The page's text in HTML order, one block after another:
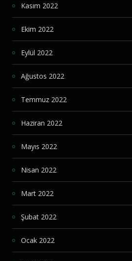
Kasım 2022
Ekim 2022
Eylül 2022
Ağustos 2022
Temmuz 2022
Haziran 2022
Mayıs 2022
Nisan 2022
Mart 2022
Şubat 2022
Ocak 2022